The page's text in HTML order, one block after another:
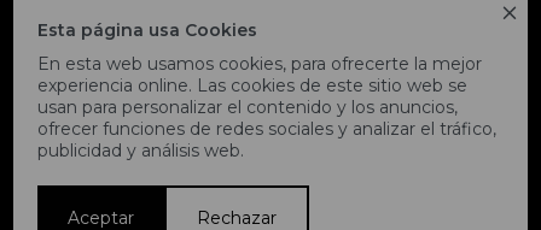

Esta página usa Cookies
En esta web usamos cookies, para ofrecerte la mejor
experiencia online. Las cookies de este sitio web se
usan para personalizar el contenido y los anuncios,
ofrecer funciones de redes sociales y analizar el tráfico,
publicidad y análisis web.
Aceptar Rechazar